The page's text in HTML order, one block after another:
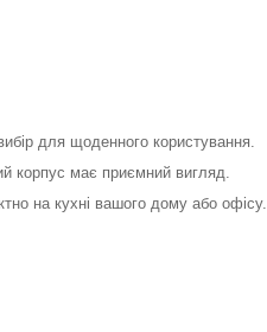
для щоденного користування.
корпус має приємний вигляд.
на кухні вашого дому або офісу.